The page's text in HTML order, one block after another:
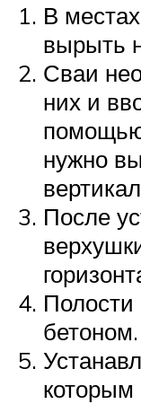
В
вырыть
Сваи
них и
нужно
После
Полости
бетоном.
которым